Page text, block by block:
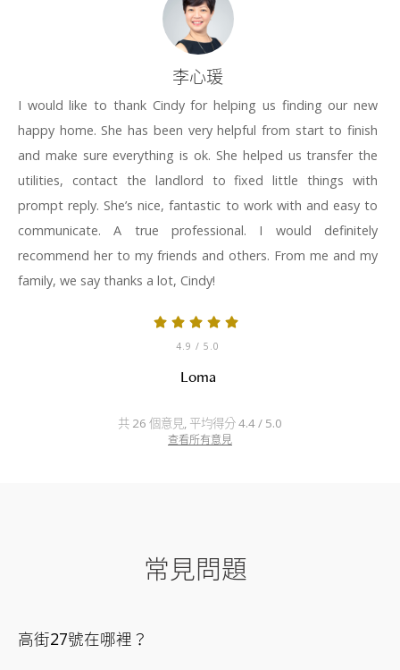
李心瑗
I would like to thank Cindy for helping us finding our new
happy home. She has been very helpful from start to finish
and make sure everything is ok. She helped us transfer the
utilities, contact the landlord to fixed little things with
prompt reply. She’s nice, fantastic to work with and easy to
communicate. A true professional. I would definitely
recommend her to my friends and others. From me and my
family, we say thanks a lot, Cindy!
4.9 / 5.0
Loma
共 26 個意見, 平均得分 4.4 / 5.0
查看所有意見
常見問題
高街27號在哪裡？